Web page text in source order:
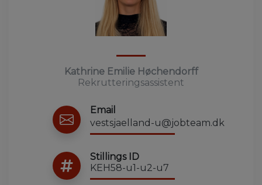
Kathrine Emilie Høchendorff
Rekrutteringsassistent
Email
vestsjaelland-u@jobteam.dk
Stillings ID
KEH58-u1-u2-u7